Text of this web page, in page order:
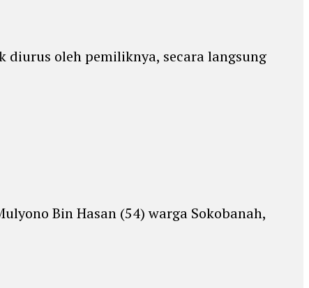
diurus oleh pemiliknya, secara langsung
Bin Hasan (54) warga Sokobanah,